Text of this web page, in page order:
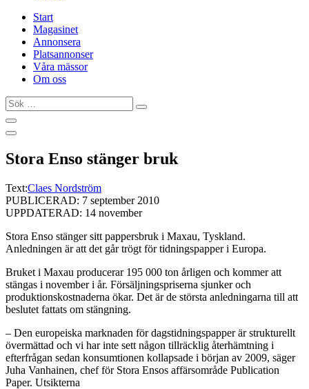
Start
Magasinet
Annonsera
Platsannonser
Våra mässor
Om oss
Sök
…
Stora Enso stänger bruk
Text:Claes Nordström
PUBLICERAD: 7 september 2010
UPPDATERAD: 14 november
Stora Enso stänger sitt pappersbruk i Maxau, Tyskland.
Anledningen är att det går trögt för tidningspapper i Europa.
Bruket i Maxau producerar 195 000 ton årligen och kommer att
stängas i november i år. Försäljningspriserna sjunker och
produktionskostnaderna ökar. Det är de största anledningarna till att
beslutet fattats om stängning.
– Den europeiska marknaden för dagstidningspapper är strukturellt
övermättad och vi har inte sett någon tillräcklig återhämtning i
efterfrågan sedan konsumtionen kollapsade i början av 2009, säger
Juha Vanhainen, chef för Stora Ensos affärsområde Publication
Paper. Utsikterna